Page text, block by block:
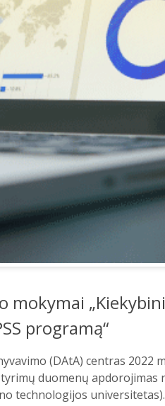
mokymai
programą“
(DAtA) centras 2022
duomenų apdorojimas
technologijos universitetas).